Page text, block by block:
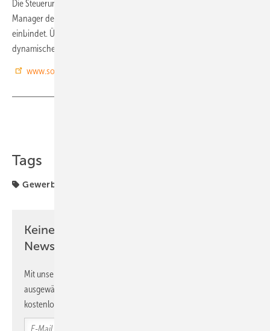
Die Steuerung und Optimierung der Solaranlage übernimmt der
Manager des Herstellers, der bei Bedarf auch eine Wärmepumpe mit
einbindet. Über das EMS können Kunden zusätzlich einen
dynamischen Stromtarif nutzen. (nhp)
www.solarwatt.de
Tags
Gewerbespeicher
Keine Zeit? Kein Problem mit dem PV
Newsletter!
Mit unserem Newsletter erhalten Sie regelmäßig von uns
ausgewählte Informationen und Neuigkeiten, gebündelt und
kostenlos direkt ins Postfach.